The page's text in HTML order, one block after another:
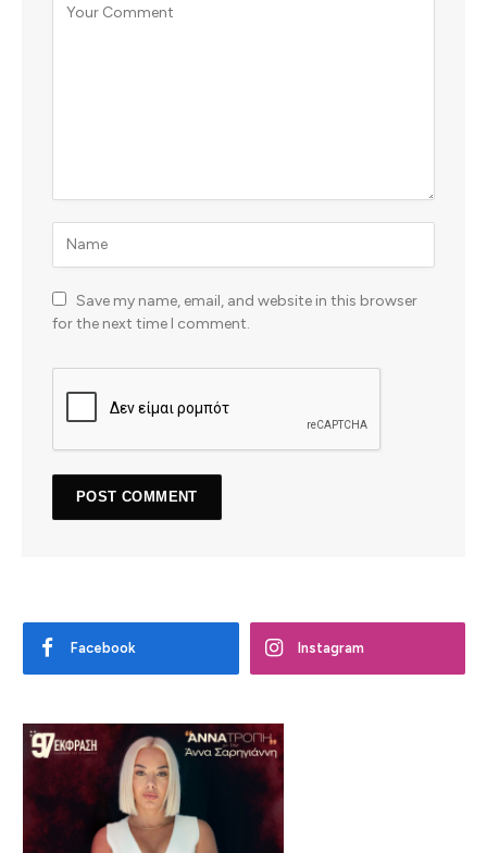
Save my name, email, and website in this browser
for the next time I comment.
Facebook Instagram